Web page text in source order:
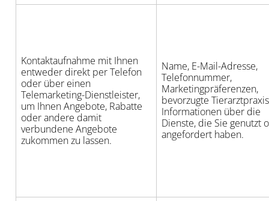
Kontaktaufnahme mit Ihnen
entweder direkt per Telefon
oder über einen
Telemarketing-Dienstleister,
um Ihnen Angebote, Rabatte
oder andere damit
verbundene Angebote
zukommen zu lassen.
Name, E-Mail-Adresse,
Telefonnummer,
Marketingpräferenzen,
bevorzugte
Informationen über die
Dienste, die Sie genutzt
angefordert haben.